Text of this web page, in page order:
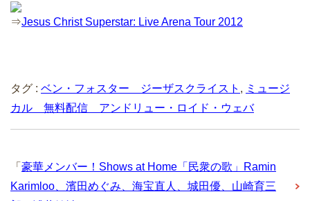
⇒Jesus Christ Superstar: Live Arena Tour 2012
タグ : ベン・フォスター ジーザスクライスト , ミュージ
カル 無料配信 アンドリュー・ロイド・ウェバ
「 豪華メンバー！Shows at Home「民衆の歌」Ramin
Karimloo、濱田めぐみ、海宝直人、城田優、山崎育三